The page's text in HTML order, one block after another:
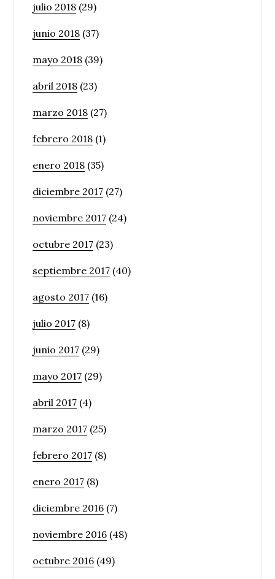
julio 2018 (29)
junio 2018 (37)
mayo 2018 (39)
abril 2018 (23)
marzo 2018 (27)
febrero 2018 (1)
enero 2018 (35)
diciembre 2017 (27)
noviembre 2017 (24)
octubre 2017 (23)
septiembre 2017 (40)
agosto 2017 (16)
julio 2017 (8)
junio 2017 (29)
mayo 2017 (29)
abril 2017 (4)
marzo 2017 (25)
febrero 2017 (8)
enero 2017 (8)
diciembre 2016 (7)
noviembre 2016 (48)
octubre 2016 (49)